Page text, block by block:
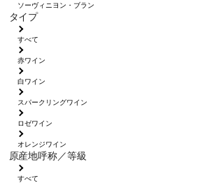
ソーヴィニヨン・ブラン
タイプ
すべて
赤ワイン
白ワイン
スパークリングワイン
ロゼワイン
オレンジワイン
原産地呼称／等級
すべて